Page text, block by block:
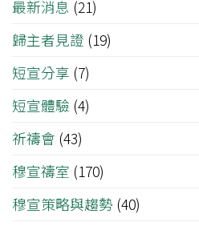
最新消息 (21)
歸主者見證 (19)
短宣分享 (7)
短宣體驗 (4)
祈禱會 (43)
穆宣禱室 (170)
穆宣策略與趨勢 (40)